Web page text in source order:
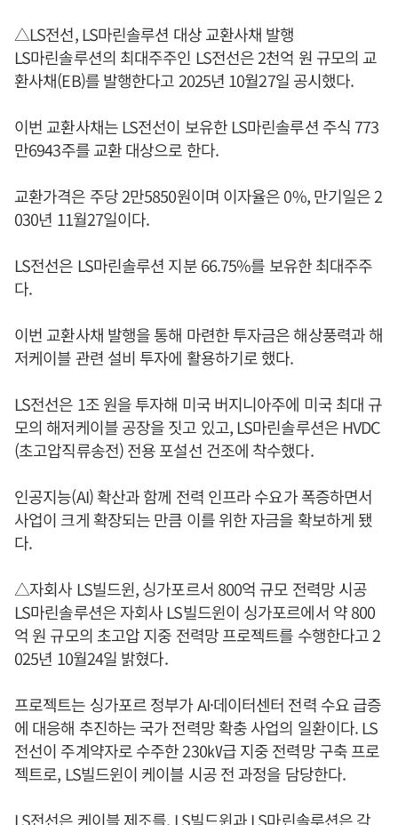
△LS전선, LS마린솔루션 대상 교환사채 발행
LS마린솔루션의 최대주주인 LS전선은 2천억 원 규모의 교
환사채(EB)를 발행한다고 2025년 10월27일 공시했다.
이번 교환사채는 LS전선이 보유한 LS마린솔루션 주식 773
만6943주를 교환 대상으로 한다.
교환가격은 주당 2만5850원이며 이자율은 0%, 만기일은 2
030년 11월27일이다.
LS전선은 LS마린솔루션 지분 66.75%를 보유한 최대주주
다.
이번 교환사채 발행을 통해 마련한 투자금은 해상풍력과 해
저케이블 관련 설비 투자에 활용하기로 했다.
LS전선은 1조 원을 투자해 미국 버지니아주에 미국 최대 규
모의 해저케이블 공장을 짓고 있고, LS마린솔루션은 HVDC
(초고압직류송전) 전용 포설선 건조에 착수했다.
인공지능(AI) 확산과 함께 전력 인프라 수요가 폭증하면서
사업이 크게 확장되는 만큼 이를 위한 자금을 확보하게 됐
다.
△자회사 LS빌드윈, 싱가포르서 800억 규모 전력망 시공
LS마린솔루션은 자회사 LS빌드윈이 싱가포르에서 약 800
억 원 규모의 초고압 지중 전력망 프로젝트를 수행한다고 2
025년 10월24일 밝혔다.
프로젝트는 싱가포르 정부가 AI·데이터센터 전력 수요 급증
에 대응해 추진하는 국가 전력망 확충 사업의 일환이다. LS
전선이 주계약자로 수주한 230㎸급 지중 전력망 구축 프로
젝트로, LS빌드윈이 케이블 시공 전 과정을 담당한다.
LS전선은 케이블 제조를, LS빌드윈과 LS마린솔루션은 각